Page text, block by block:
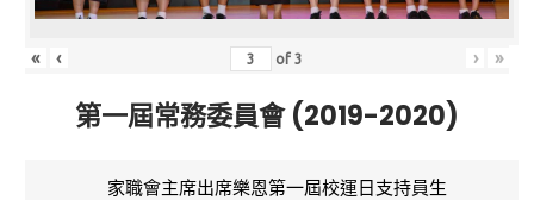
« ‹ of3 › »
第一屆常務委員會 (2019-2020)
家職會主席出席樂恩第一屆校運日支持員生